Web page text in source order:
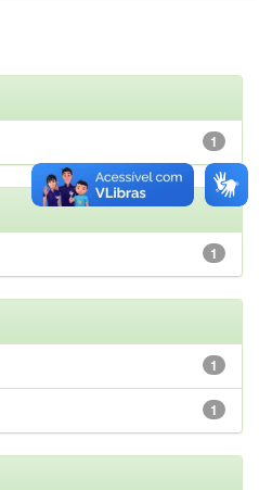
1
1
1
1